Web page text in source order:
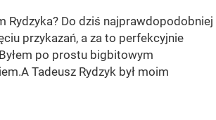
Rydzyka? Do dziś najprawdopodobniej
przykazań, a za to perfekcyjnie
po prostu bigbitowym
Tadeusz Rydzyk był moim